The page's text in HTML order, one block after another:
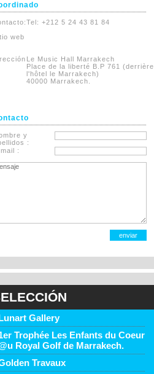
Tel: +212 5 24 43 81 84
web
Le Music Hall Marrakech
Place de la liberté B.P 761 (derrière
l'hôtel le Marrakech)
40000 Marrakech.
y
:
:
Gallery
Trophée Les Enfants du Coeur
Royal Golf de Marrakech.
Travaux